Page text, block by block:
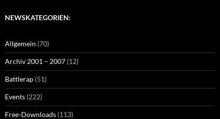
NEWSKATEGORIEN:
Allgemein (70)
Archiv 2001 – 2007 (12)
Battlerap (51)
Events (222)
Free-Downloads (113)